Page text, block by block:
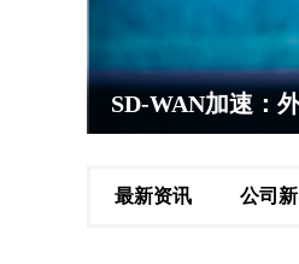
SD-WAN加速：
最新资讯 公司